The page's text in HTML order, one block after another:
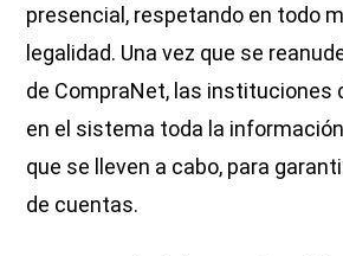
presencial, respetando en todo
legalidad. Una vez que se
de CompraNet, las instituciones
en el sistema toda la
que se lleven a cabo, para
de cuentas.